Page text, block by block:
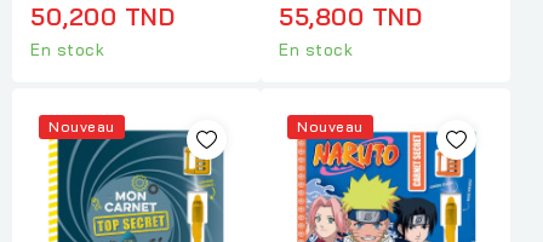
50,200 TND
En stock
55,800 TND
En stock
Nouveau Nouveau